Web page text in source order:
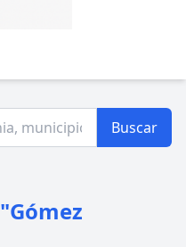
Buscar
"Gómez